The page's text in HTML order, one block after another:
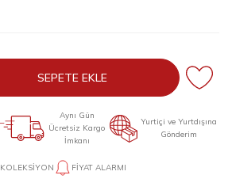
SEPETE EKLE
Aynı Gün
Ücretsiz Kargo
İmkanı
Yurtiçi ve Yurtdışına
Gönderim
KOLEKSIYON FIYAT ALARMI